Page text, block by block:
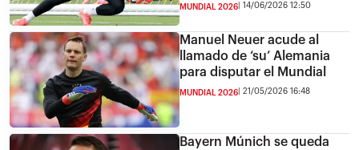
MUNDIAL 2026 14/06/2026 12:50
Manuel Neuer acude al
llamado de ‘su’ Alemania
para disputar el Mundial
MUNDIAL 2026 21/05/2026 16:48
Bayern Múnich se queda